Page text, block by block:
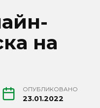
на
ОПУБЛИКОВАНО
23.01.2022